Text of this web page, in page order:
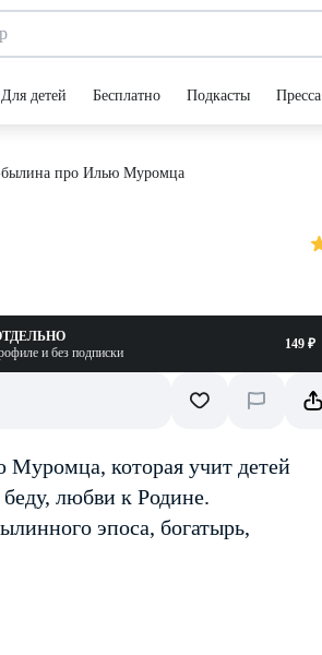
Для детей Бесплатно Подкасты Пресса
былина про Илью Муромца
и без подписки
149 ₽
которая учит детей
любви к Родине.
эпоса, богатырь,